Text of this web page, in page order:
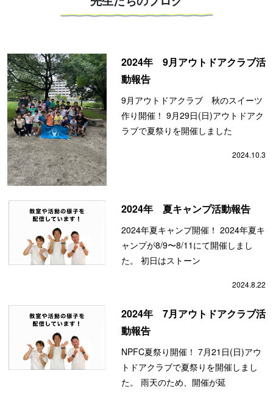
2024年 9月アウトドアクラブ活
動報告
9月アウトドアクラブ 秋のスイーツ
作り開催！ 9月29日(日)アウトドアク
ラブで夏祭りを開催しました
2024.10.3
2024年 夏キャンプ活動報告
2024年夏キャンプ開催！ 2024年夏キ
ャンプが8/9〜8/11にて開催しまし
た。 初日はストーン
2024.8.22
2024年 7月アウトドアクラブ活
動報告
NPFC夏祭り開催！ 7月21日(日)アウ
トドアクラブで夏祭りを開催しまし
た。 雨天のため、開催が延